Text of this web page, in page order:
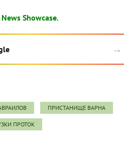
Showcase.
→
ПРИСТАНИЩЕ ВАРНА
ПРОТОК